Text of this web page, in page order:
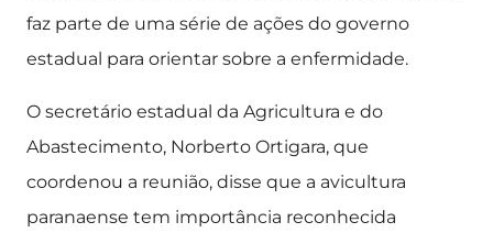
faz parte de uma série de ações do governo
estadual para orientar sobre a enfermidade.
O secretário estadual da Agricultura e do
Abastecimento, Norberto Ortigara, que
coordenou a reunião, disse que a avicultura
paranaense tem importância reconhecida